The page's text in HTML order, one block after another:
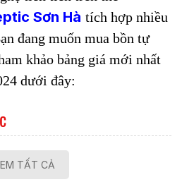
Sơn Hà tích hợp nhiều
đang muốn mua bồn tự
khảo bảng giá mới nhất
dưới đây:
TẤT CẢ